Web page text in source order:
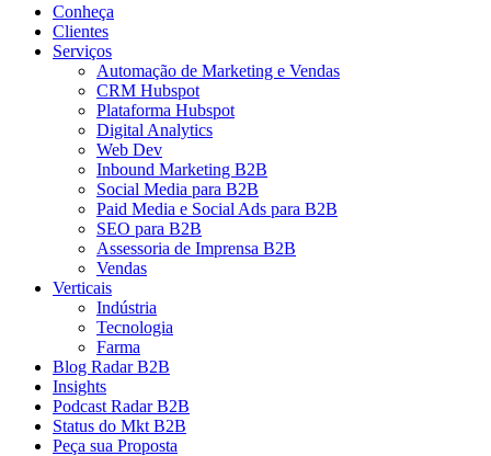
Conheça
Clientes
Serviços
Automação de Marketing e Vendas
CRM Hubspot
Plataforma Hubspot
Digital Analytics
Web Dev
Inbound Marketing B2B
Social Media para B2B
Paid Media e Social Ads para B2B
SEO para B2B
Assessoria de Imprensa B2B
Vendas
Verticais
Indústria
Tecnologia
Farma
Blog Radar B2B
Insights
Podcast Radar B2B
Status do Mkt B2B
Peça sua Proposta